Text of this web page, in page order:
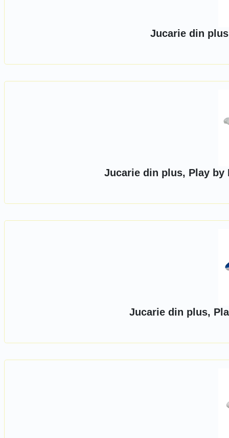
Jucarie din
Jucarie din plus, Play by
Jucarie din plus,